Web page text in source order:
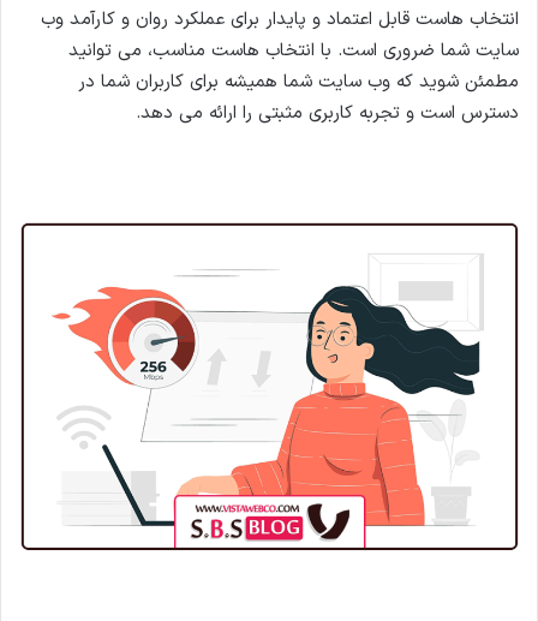
انتخاب هاست قابل اعتماد و پایدار برای عملکرد روان و کارآمد وب
سایت شما ضروری است. با انتخاب هاست مناسب، می توانید
مطمئن شوید که وب سایت شما همیشه برای کاربران شما در
دسترس است و تجربه کاربری مثبتی را ارائه می دهد.